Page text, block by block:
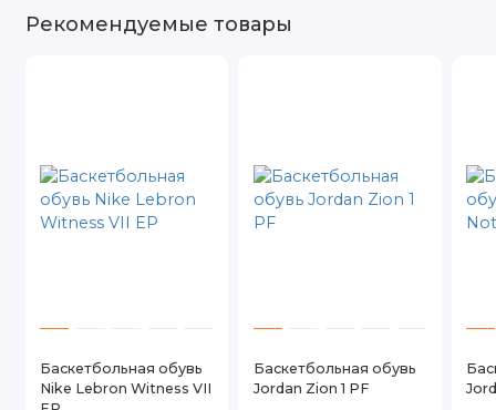
Рекомендуемые товары
Баскетбольная обувь
Nike Lebron Witness VII
Баскетбольная обувь
Jordan Zion 1 PF